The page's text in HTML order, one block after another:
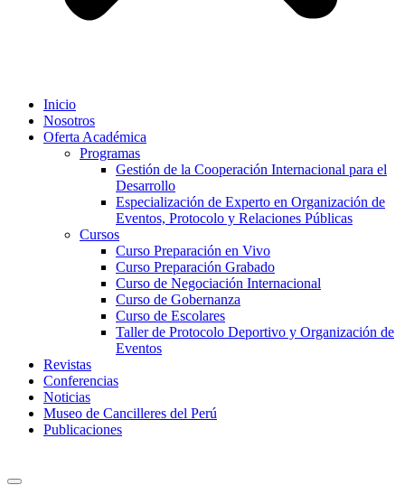
Inicio
Nosotros
Oferta Académica
Programas
Gestión de la Cooperación Internacional para el
Desarrollo
Especialización de Experto en Organización de
Eventos, Protocolo y Relaciones Públicas
Cursos
Curso Preparación en Vivo
Curso Preparación Grabado
Curso de Negociación Internacional
Curso de Gobernanza
Curso de Escolares
Taller de Protocolo Deportivo y Organización de
Eventos
Revistas
Conferencias
Noticias
Museo de Cancilleres del Perú
Publicaciones